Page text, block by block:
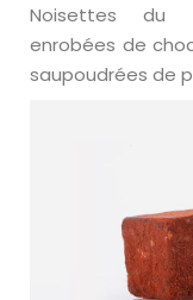
Noisettes du
enrobées de
saupoudrées de